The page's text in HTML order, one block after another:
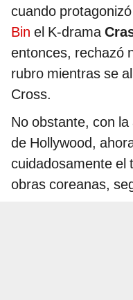
cuando
Bin el K-drama
entonces, rechazó
rubro mientras se
Cross.
No obstante, con
de Hollywood,
cuidadosamente el
obras coreanas,